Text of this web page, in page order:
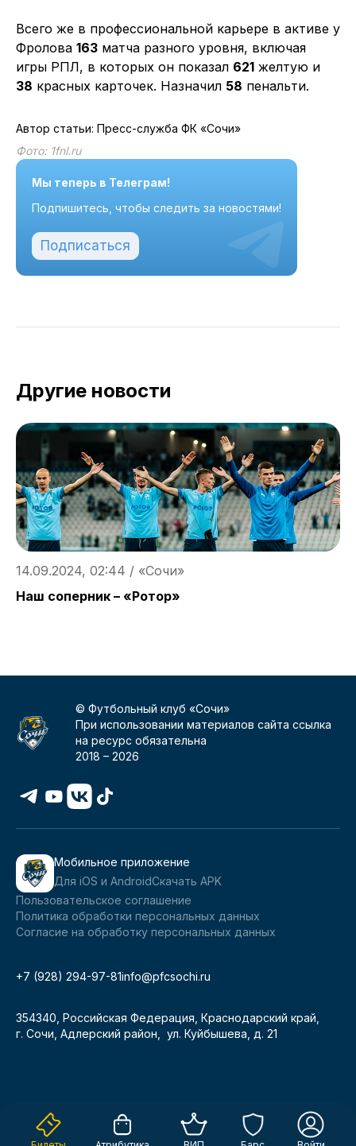
Всего же в профессиональной карьере в активе у
Фролова 163 матча разного уровня, включая
игры РПЛ, в которых он показал 621 желтую и
38 красных карточек. Назначил 58 пенальти.
Автор статьи: Пресс-служба ФК «Сочи»
Фото: 1fnl.ru
Мы теперь в Телеграм!
Подпишитесь, чтобы следить за новостями!
Подписаться
Другие новости
14.09.2024, 02:44 / «Сочи»
Наш соперник – «Ротор»
© Футбольный клуб «Сочи»
При использовании материалов сайта ссылка
на ресурс обязательна
2018 –2026
Мобильное приложение
Для iOS и AndroidСкачать APK
Пользовательское соглашение
Политика обработки персональных данных
Согласие на обработку персональных данных
+7 (928) 294-97-81info@pfcsochi.ru
354340, Российская Федерация, Краснодарский край,
г. Сочи, Адлерский район, ул. Куйбышева, д. 21